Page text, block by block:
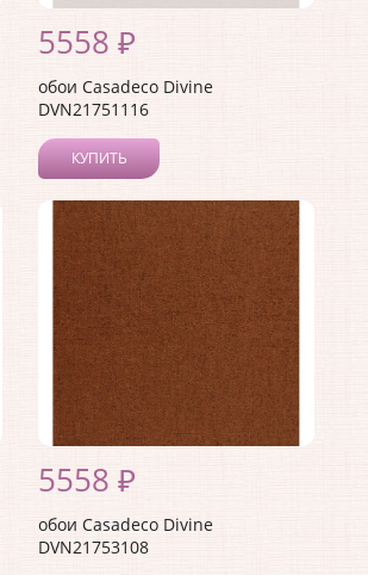
5558 ₽
обои Casadeco Divine
DVN21751116
КУПИТЬ
5558 ₽
обои Casadeco Divine
DVN21753108